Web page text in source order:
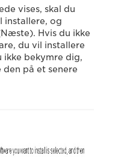
vises, skal du
installere, og
Hvis du ikke
du vil installere
ikke bekymre dig,
på et senere